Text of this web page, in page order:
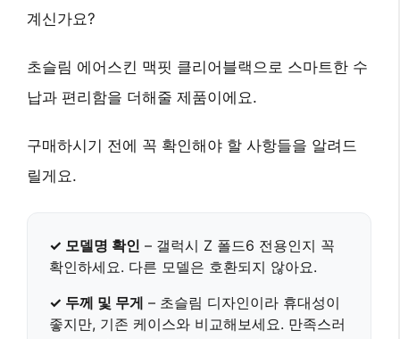
계신가요?
초슬림 에어스킨 맥핏 클리어블랙으로 스마트한 수
납과 편리함을 더해줄 제품이에요.
구매하시기 전에 꼭 확인해야 할 사항들을 알려드
릴게요.
✓ 모델명 확인 – 갤럭시 Z 폴드6 전용인지 꼭
확인하세요. 다른 모델은 호환되지 않아요.
✓ 두께 및 무게 – 초슬림 디자인이라 휴대성이
좋지만, 기존 케이스와 비교해보세요. 만족스러